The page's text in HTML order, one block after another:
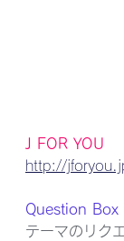
J FOR YOU
http://
Question Box
テーマのリク